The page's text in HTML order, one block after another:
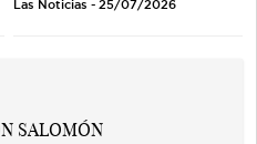
Las Noticias - 25/07/2026